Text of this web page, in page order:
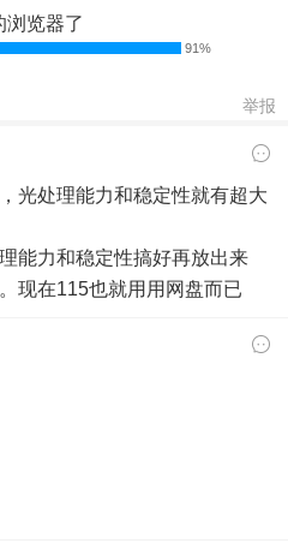
浏览器了
举报
光处理能力和稳定性就有超大
能力和稳定性搞好再放出来
现在115也就用用网盘而已